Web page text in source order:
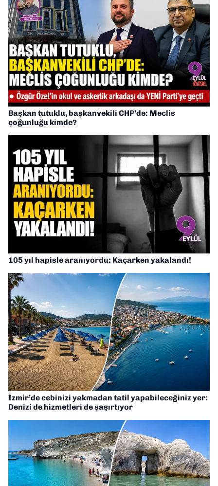
Başkan tutuklu, başkanvekili CHP’de: Meclis
çoğunluğu kimde?
105 yıl hapisle aranıyordu: Kaçarken yakalandı!
İzmir’de cebinizi yakmadan tatil yapabileceğiniz yer:
Denizi de hizmetleri de şaşırtıyor